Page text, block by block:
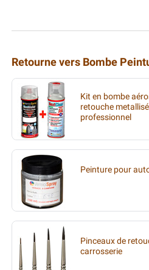
Retourne vers Bombe
Kit en bombe
retouche
professionnel
Peinture pour
Pinceaux de
carrosserie